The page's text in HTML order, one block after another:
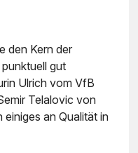
den Kern der
gut
Ulrich vom VfB
Telalovic von
an Qualität in